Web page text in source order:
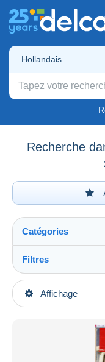
Hollandais
Recherche
Affichage
Catégories
Catégories
Livres, Revues
Revues &
Filtres
Types de vente
En cours
Enchères
Enchères